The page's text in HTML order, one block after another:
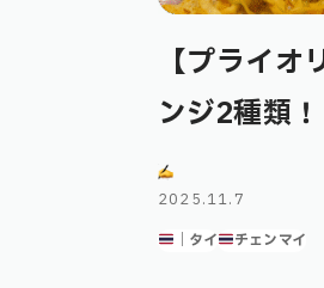
【プライ
ンジ2種類！
2025.11.7
｜タイ
チェンマイ